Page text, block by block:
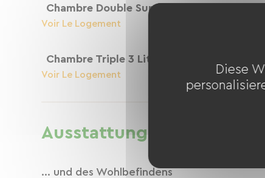
Chambre Double Supérieure
Voir Le Logement
Chambre Triple 3 Lits Simples
Voir Le Logement
Ausstattung
... und des Wohlbefindens
Diese